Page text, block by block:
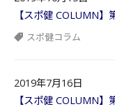
【スポ健 COLUMN】
スポ健コラム
2019年7月16日
【スポ健 COLUMN】